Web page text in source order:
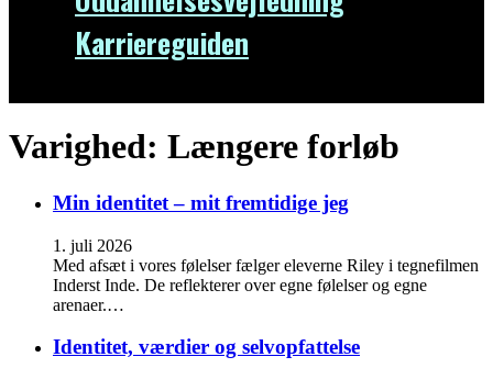
Karriereguiden
Varighed: Længere forløb
Min identitet – mit fremtidige jeg
1. juli 2026
Med afsæt i vores følelser fælger eleverne Riley i tegnefilmen
Inderst Inde. De reflekterer over egne følelser og egne
arenaer.…
Identitet, værdier og selvopfattelse